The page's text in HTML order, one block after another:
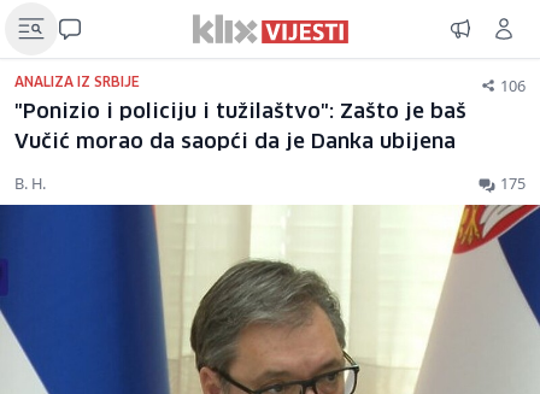
ANALIZA IZ SRBIJE 106
"Ponizio i policiju i tužilaštvo": Zašto je baš
Vučić morao da saopći da je Danka ubijena
B. H. 175